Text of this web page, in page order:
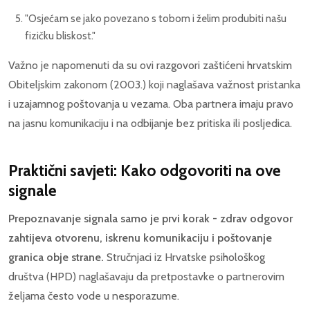
"Osjećam se jako povezano s tobom i želim produbiti našu
fizičku bliskost."
Važno je napomenuti da su ovi razgovori zaštićeni hrvatskim
Obiteljskim zakonom (2003.) koji naglašava važnost pristanka
i uzajamnog poštovanja u vezama. Oba partnera imaju pravo
na jasnu komunikaciju i na odbijanje bez pritiska ili posljedica.
Praktični savjeti: Kako odgovoriti na ove
signale
Prepoznavanje signala samo je prvi korak - zdrav odgovor
zahtijeva otvorenu, iskrenu komunikaciju i poštovanje
granica obje strane. Stručnjaci iz Hrvatske psihološkog
društva (HPD) naglašavaju da pretpostavke o partnerovim
željama često vode u nesporazume.